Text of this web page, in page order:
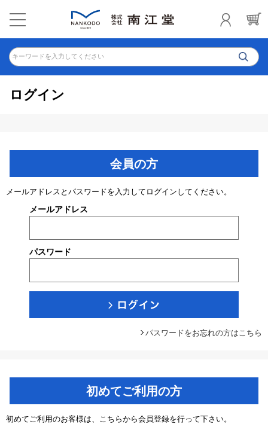
キーワードを入力してください
ログイン
会員の方
メールアドレスとパスワードを入力してログインしてください。
メールアドレス
パスワード
パスワードをお忘れの方はこちら
初めてご利用の方
初めてご利用のお客様は、こちらから会員登録を行って下さい。